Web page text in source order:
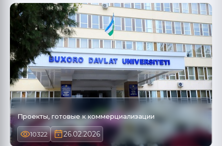
Проекты, готовые к коммерциализации
10322 26.02.2026